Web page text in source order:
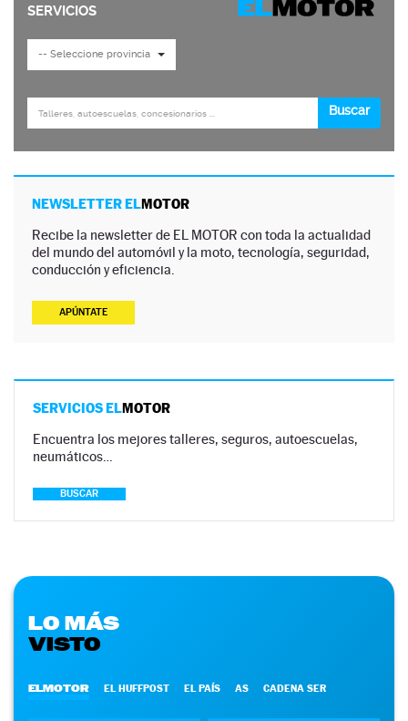
NEWSLETTER ELMOTOR
Recibe la newsletter de EL MOTOR con toda la actualidad
del mundo del automóvil y la moto, tecnología, seguridad,
conducción y eficiencia.
APÚNTATE
SERVICIOS ELMOTOR
Encuentra los mejores talleres, seguros, autoescuelas,
neumáticos…
BUSCAR
LO MÁS
VISTO
ELMOTOR EL HUFFPOST EL PAÍS AS CADENA SER